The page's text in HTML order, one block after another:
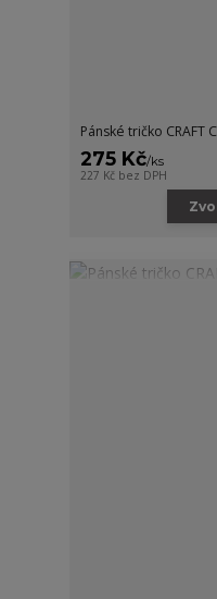
Pánské tričko CRAFT
275 Kč/ks
227 Kč bez DPH